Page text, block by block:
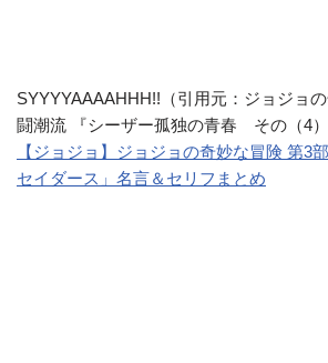
SYYYYAAAAHHH!!（引用元：ジョジョ
闘潮流 『シーザー孤独の青春 その（4）
【ジョジョ】ジョジョの奇妙な冒険 第3
セイダース」名言＆セリフまとめ